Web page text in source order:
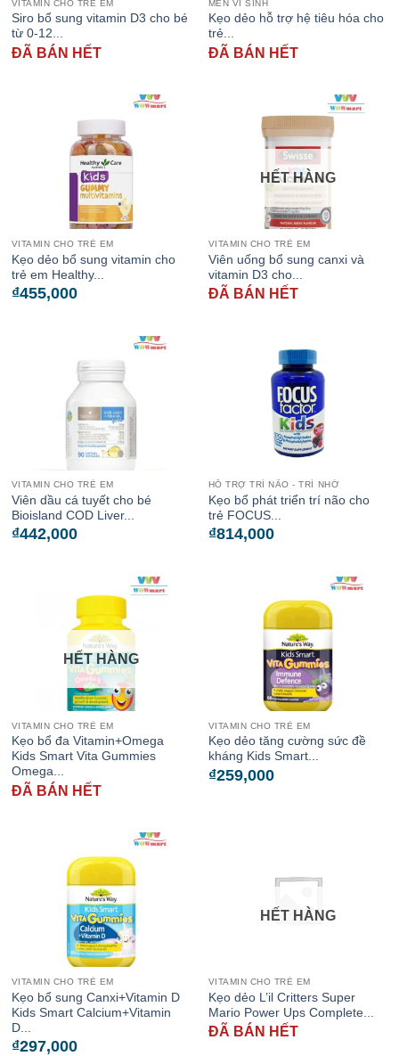
VITAMIN CHO TRẺ EM
Siro bổ sung vitamin D3 cho bé
từ 0-12...
ĐÃ BÁN HẾT
MEN VI SINH
Kẹo dẻo hỗ trợ hệ tiêu hóa cho
trẻ...
ĐÃ BÁN HẾT
VITAMIN CHO TRẺ EM
Kẹo dẻo bổ sung vitamin cho
trẻ em Healthy...
₫455,000
HẾT HÀNG
VITAMIN CHO TRẺ EM
Viên uống bổ sung canxi và
vitamin D3 cho...
ĐÃ BÁN HẾT
VITAMIN CHO TRẺ EM
Viên dầu cá tuyết cho bé
Bioisland COD Liver...
₫442,000
HỖ TRỢ TRÍ NÃO - TRÍ NHỚ
Kẹo bổ phát triển trí não cho
trẻ FOCUS...
₫814,000
HẾT HÀNG
VITAMIN CHO TRẺ EM
Kẹo bổ đa Vitamin+Omega
Kids Smart Vita Gummies
Omega...
ĐÃ BÁN HẾT
VITAMIN CHO TRẺ EM
Kẹo dẻo tăng cường sức đề
kháng Kids Smart...
₫259,000
VITAMIN CHO TRẺ EM
Kẹo bổ sung Canxi+Vitamin D
Kids Smart Calcium+Vitamin
D...
₫297,000
HẾT HÀNG
VITAMIN CHO TRẺ EM
Kẹo dẻo L’il Critters Super
Mario Power Ups Complete...
ĐÃ BÁN HẾT